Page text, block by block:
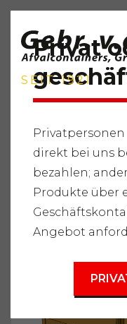
SEIT 1921
Startseite "
Gemischte
Privat
direkt bei uns
bezahlen;
Produkte über
Angebot